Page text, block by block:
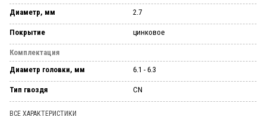
Диаметр, мм 2.7
Покрытие цинковое
Комплектация
Диаметр головки, мм
6.1 - 6.3
Тип гвоздя CN
ВСЕ ХАРАКТЕРИСТИКИ